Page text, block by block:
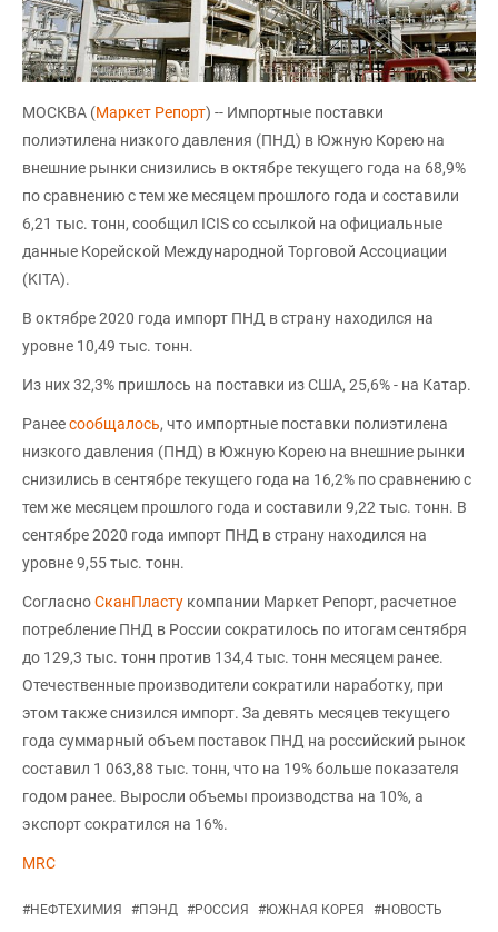
МОСКВА (Маркет Репорт) -- Импортные поставки
полиэтилена низкого давления (ПНД) в Южную Корею на
внешние рынки снизились в октябре текущего года на 68,9%
по сравнению с тем же месяцем прошлого года и составили
6,21 тыс. тонн, сообщил ICIS со ссылкой на официальные
данные Корейской Международной Торговой Ассоциации
(KITA).
В октябре 2020 года импорт ПНД в страну находился на
уровне 10,49 тыс. тонн.
Из них 32,3% пришлось на поставки из США, 25,6% - на Катар.
Ранеесообщалось, что импортные поставки полиэтилена
низкого давления (ПНД) в Южную Корею на внешние рынки
снизились в сентябре текущего года на 16,2% по сравнению с
тем же месяцем прошлого года и составили 9,22 тыс. тонн. В
сентябре 2020 года импорт ПНД в страну находился на
уровне 9,55 тыс. тонн.
СогласноСканПласту компании Маркет Репорт, расчетное
потребление ПНД в России сократилось по итогам сентября
до 129,3 тыс. тонн против 134,4 тыс. тонн месяцем ранее.
Отечественные производители сократили наработку, при
этом также снизился импорт. За девять месяцев текущего
года суммарный объем поставок ПНД на российский рынок
составил 1 063,88 тыс. тонн, что на 19% больше показателя
годом ранее. Выросли объемы производства на 10%, а
экспорт сократился на 16%.
MRC
#НЕФТЕХИМИЯ #ПЭНД #РОССИЯ #ЮЖНАЯ КОРЕЯ #НОВОСТЬ